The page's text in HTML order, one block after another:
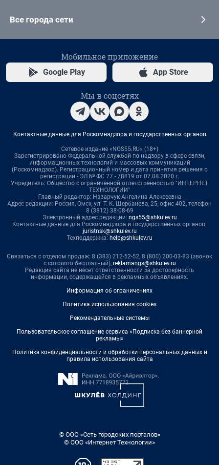
Все города сети
Мобильное приложение
Google Play App Store
Мы в соцсетях
Контактные данные для Роскомнадзора и государственных органов
Сетевое издание «NGS55.RU» (18+)
Зарегистрировано Федеральной службой по надзору в сфере связи,
информационных технологий и массовых коммуникаций
(Роскомнадзор). Регистрационный номер и дата принятия решения о
регистрации - ЭЛ № ФС 77 - 78819 от 07.08.2020 г.
Учредитель: Общество с ограниченной ответственностью "ИНТЕРНЕТ
ТЕХНОЛОГИИ"
Главный редактор: Назарчук Ангелина Алексеевна
Адрес редакции: Россия, Омск, ул. Т. К. Щербанева, 25, офис 402, телефон
8 (3812) 38-08-69
Электронный адрес редакции: ngs55@shkulev.ru
Контактные данные для Роскомнадзора и государственных органов:
juristnsk@shkulev.ru
Техподдержка: help@shkulev.ru
Связаться с отделом продаж: 8 (383) 212-52-52, 8 (800) 200-03-83 (звонок
с сотового бесплатный), reklamangs@shkulev.ru
Редакция сайта не несет ответственности за достоверность
информации, содержащейся в рекламных объявлениях.
Информация об ограничениях
Политика использования cookies
Рекомендательные системы
Пользовательское соглашение сервиса «Подписка без баннерной
рекламы»
Политика конфиденциальности и обработки персональных данных и
правила использования сайта
© ООО «Сеть городских порталов»
© ООО «Интернет Технологии»